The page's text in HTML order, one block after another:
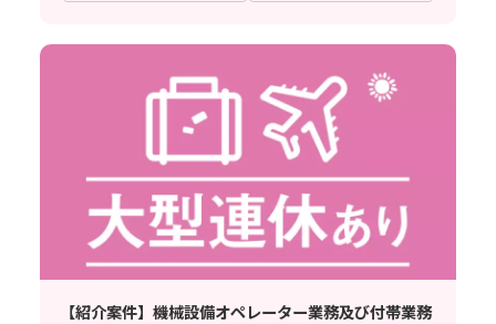
【紹介案件】機械設備オペレーター業務及び付帯業務